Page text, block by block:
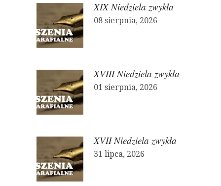
XIX Niedziela zwykła
08 sierpnia, 2026
XVIII Niedziela zwykła
01 sierpnia, 2026
XVII Niedziela zwykła
31 lipca, 2026